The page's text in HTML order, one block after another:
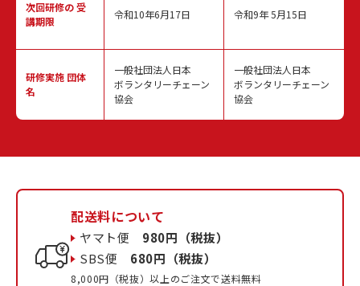
次回研修の受
講期限
研修実施 団体
名
令和10年6月17日
一般社団法人日本
ボランタリーチェーン
協会
令和9年 5月15日
一般社団法人日本
ボランタリーチェーン
協会
配送料について
ヤマト便 980円（税抜）
SBS便 680円（税抜）
8,000円（税抜）以上のご注文で送料無料